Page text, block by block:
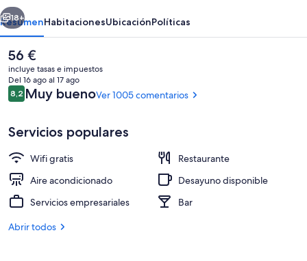
Entrada al alojamiento
Siguiente
18+
ResumenHabitacionesUbicaciónPolíticas
El
precio
actual
es
de
56 €
incluye tasas e impuestos
Del 16 ago al 17 ago
Comentarios
8,28,2 de 10
Muy buenoVer 1005 comentarios
Servicios populares
Wifi gratis
Restaurante
Aire acondicionado
Desayuno disponible
Servicios empresariales
Bar
Abrir todos